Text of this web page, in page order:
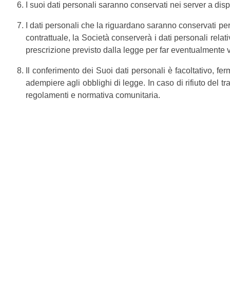
I suoi dati personali saranno conservati nei server a
I dati personali che la riguardano saranno conservati
contrattuale, la Società conserverà i dati personali
prescrizione previsto dalla legge per far eventualmente
Il conferimento dei Suoi dati personali è facoltativo,
adempiere agli obblighi di legge. In caso di rifiuto del
regolamenti e normativa comunitaria.